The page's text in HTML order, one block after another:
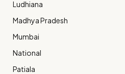
Ludhiana
Madhya Pradesh
Mumbai
National
Patiala